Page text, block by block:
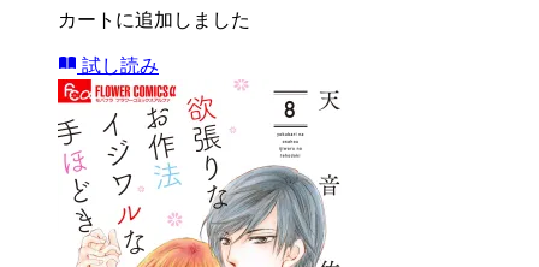
カートに追加しました
試し読み